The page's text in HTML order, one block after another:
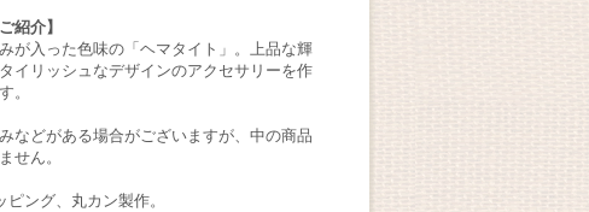
紹介】
が入った色味の「ヘマタイト」。上品な輝
イリッシュなデザインのアクセサリーを作
。
などがある場合がございますが、中の商品
せん。
ング、丸カン製作。